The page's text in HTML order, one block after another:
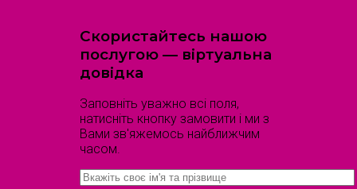
Скористайтесь нашою
послугою — віртуальна
довідка
Заповніть уважно всі поля,
натисніть кнопку замовити і ми з
Вами зв'яжемось найближчим
часом.